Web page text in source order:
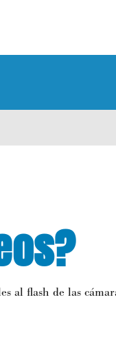
al flash de las